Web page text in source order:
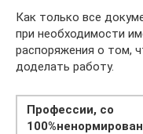
Как только все
при необходимости
распоряжения о том,
доделать работу.
Профессии, со